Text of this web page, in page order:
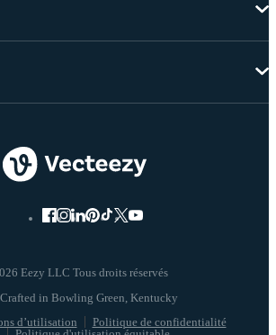
Eezy LLC Tous droits réservés
d’utilisation
Politique de confidentialité